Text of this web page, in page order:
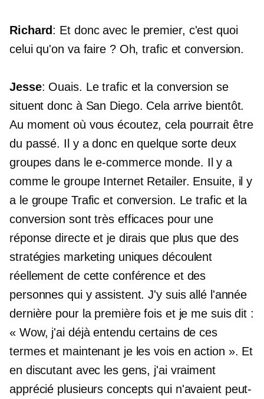
Richard: Et donc avec le premier, c'est quoi
celui qu'on va faire ? Oh, trafic et conversion.
Jesse: Ouais. Le trafic et la conversion se
situent donc à San Diego. Cela arrive bientôt.
Au moment où vous écoutez, cela pourrait être
du passé. Il y a donc en quelque sorte deux
groupes dans lee-commercemonde. Il y a
comme le groupe Internet Retailer. Ensuite, il y
a le groupe Trafic et conversion. Le trafic et la
conversion sont très efficaces pour une
réponse directe et je dirais que plus que des
stratégies marketing uniques découlent
réellement de cette conférence et des
personnes qui y assistent. J'y suis allé l'année
dernière pour la première fois et je me suis dit :
« Wow, j'ai déjà entendu certains de ces
termes et maintenant je les vois en action ». Et
en discutant avec les gens, j'ai vraiment
apprécié plusieurs concepts qui n'avaient peut-